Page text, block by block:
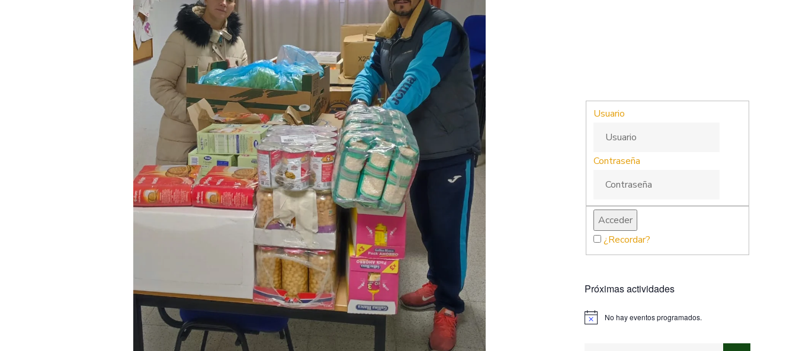
Usuario
Contraseña
¿Recordar?
Próximas actividades
No hay eventos programados.